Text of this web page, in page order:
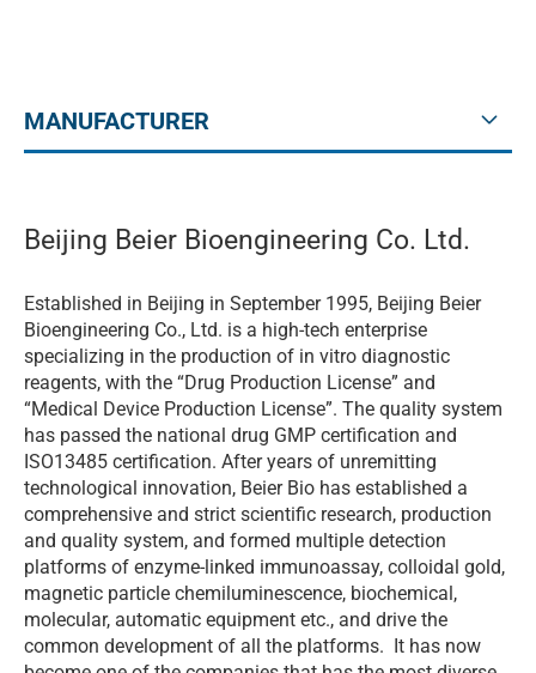
MANUFACTURER
Beijing Beier Bioengineering Co. Ltd.
Established in Beijing in September 1995, Beijing Beier
Bioengineering Co., Ltd. is a high-tech enterprise
specializing in the production of in vitro diagnostic
reagents, with the “Drug Production License” and
“Medical Device Production License”. The quality system
has passed the national drug GMP certification and
ISO13485 certification. After years of unremitting
technological innovation, Beier Bio has established a
comprehensive and strict scientific research, production
and quality system, and formed multiple detection
platforms of enzyme-linked immunoassay, colloidal gold,
magnetic particle chemiluminescence, biochemical,
molecular, automatic equipment etc., and drive the
common development of all the platforms. It has now